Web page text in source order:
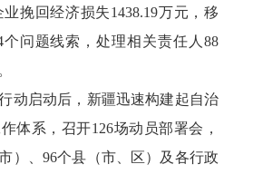
业挽回经济损失1438.19万元，移
问题线索，处理相关责任人88
启动后，新疆迅速构建起自治
体系，召开126场动员部署会，
）、96个县（市、区）及各行政